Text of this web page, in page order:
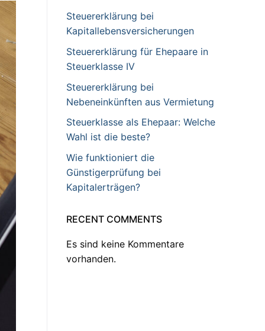
Steuererklärung bei
Kapitallebensversicherungen
Steuererklärung für Ehepaare in
Steuerklasse IV
Steuererklärung bei
Nebeneinkünften aus Vermietung
Steuerklasse als Ehepaar: Welche
Wahl ist die beste?
Wie funktioniert die
Günstigerprüfung bei
Kapitalerträgen?
RECENT COMMENTS
Es sind keine Kommentare
vorhanden.